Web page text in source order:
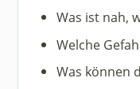
Was ist nah,
Welche
Was können